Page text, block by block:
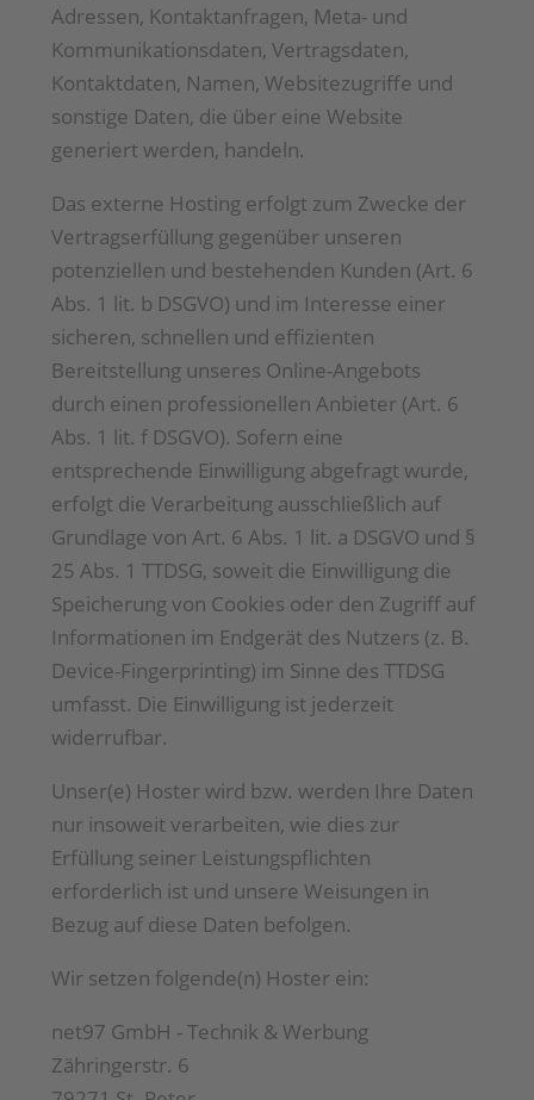
Adressen, Kontaktanfragen, Meta- und
Kommunikationsdaten, Vertragsdaten,
Kontaktdaten, Namen, Websitezugriffe und
sonstige Daten, die über eine Website
generiert werden, handeln.
Das externe Hosting erfolgt zum Zwecke der
Vertragserfüllung gegenüber unseren
potenziellen und bestehenden Kunden (Art. 6
Abs. 1 lit. b DSGVO) und im Interesse einer
sicheren, schnellen und effizienten
Bereitstellung unseres Online-Angebots
durch einen professionellen Anbieter (Art. 6
Abs. 1 lit. f DSGVO). Sofern eine
entsprechende Einwilligung abgefragt wurde,
erfolgt die Verarbeitung ausschließlich auf
Grundlage von Art. 6 Abs. 1 lit. a DSGVO und §
25 Abs. 1 TTDSG, soweit die Einwilligung die
Speicherung von Cookies oder den Zugriff auf
Informationen im Endgerät des Nutzers (z. B.
Device-Fingerprinting) im Sinne des TTDSG
umfasst. Die Einwilligung ist jederzeit
widerrufbar.
Unser(e) Hoster wird bzw. werden Ihre Daten
nur insoweit verarbeiten, wie dies zur
Erfüllung seiner Leistungspflichten
erforderlich ist und unsere Weisungen in
Bezug auf diese Daten befolgen.
Wir setzen folgende(n) Hoster ein:
net97 GmbH - Technik & Werbung
Zähringerstr. 6